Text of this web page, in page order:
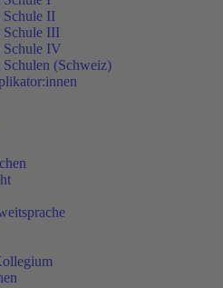
Schule II
Schule III
Schule IV
Schulen (Schweiz)